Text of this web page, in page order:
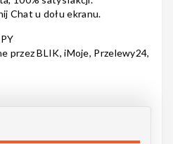
Chat u dołu ekranu.
przez BLIK, iMoje, Przelewy24,